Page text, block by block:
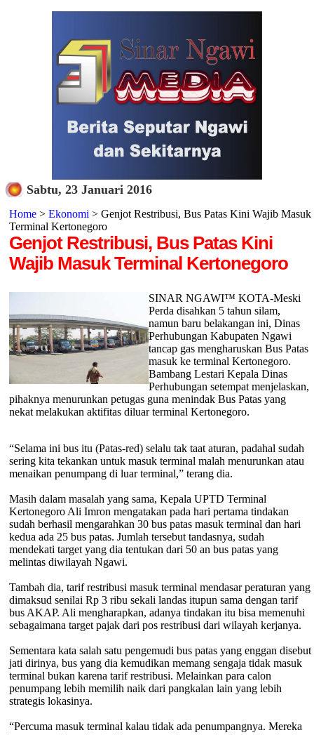
Sabtu, 23 Januari 2016
Home> Ekonomi > Genjot Restribusi, Bus Patas Kini Wajib Masuk
Terminal Kertonegoro
Genjot Restribusi, Bus Patas Kini
Wajib Masuk Terminal Kertonegoro
SINAR NGAWI™ KOTA-Meski
Perda disahkan 5 tahun silam,
namun baru belakangan ini, Dinas
Perhubungan Kabupaten Ngawi
tancap gas mengharuskan Bus Patas
masuk ke terminal Kertonegoro.
Bambang Lestari Kepala Dinas
Perhubungan setempat menjelaskan,
pihaknya menurunkan petugas guna menindak Bus Patas yang
nekat melakukan aktifitas diluar terminal Kertonegoro.
“Selama ini bus itu (Patas-red) selalu tak taat aturan, padahal sudah
sering kita tekankan untuk masuk terminal malah menurunkan atau
menaikan penumpang di luar terminal,” terang dia.
Masih dalam masalah yang sama, Kepala UPTD Terminal
Kertonegoro Ali Imron mengatakan pada hari pertama tindakan
sudah berhasil mengarahkan 30 bus patas masuk terminal dan hari
kedua ada 25 bus patas. Jumlah tersebut tandasnya, sudah
mendekati target yang dia tentukan dari 50 an bus patas yang
melintas diwilayah Ngawi.
Tambah dia, tarif restribusi masuk terminal mendasar peraturan yang
dimaksud senilai Rp 3 ribu sekali landas itupun sama dengan tarif
bus AKAP. Ali mengharapkan, adanya tindakan itu bisa memenuhi
sebagaimana target pajak dari pos restribusi dari wilayah kerjanya.
Sementara kata salah satu pengemudi bus patas yang enggan disebut
jati dirinya, bus yang dia kemudikan memang sengaja tidak masuk
terminal bukan karena tarif restribusi. Melainkan para calon
penumpang lebih memilih naik dari pangkalan lain yang lebih
strategis lokasinya.
“Percuma masuk terminal kalau tidak ada penumpangnya. Mereka